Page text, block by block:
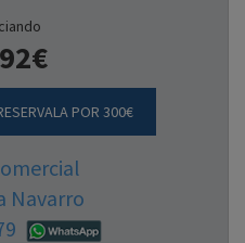
POR 300€
Navarro